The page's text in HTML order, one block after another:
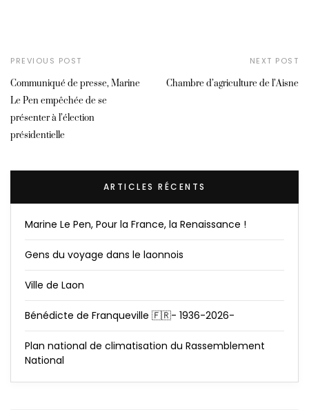
PREVIOUS POST
Communiqué de presse, Marine
Le Pen empêchée de se
présenter à l’élection
présidentielle
NEXT POST
Chambre d’agriculture de l’Aisne
ARTICLES RÉCENTS
Marine Le Pen, Pour la France, la Renaissance !
Gens du voyage dans le laonnois
Ville de Laon
Bénédicte de Franqueville 🇫🇷- 1936-2026-
Plan national de climatisation du Rassemblement
National